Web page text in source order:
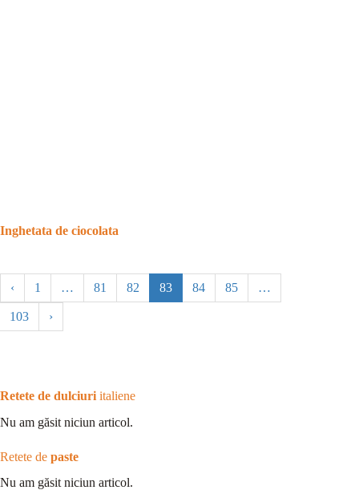
Inghetata de ciocolata
‹ 1 … 81 82 83 84 85 …
103 ›
Retete de dulciuri italiene
Nu am găsit niciun articol.
Retete de paste
Nu am găsit niciun articol.